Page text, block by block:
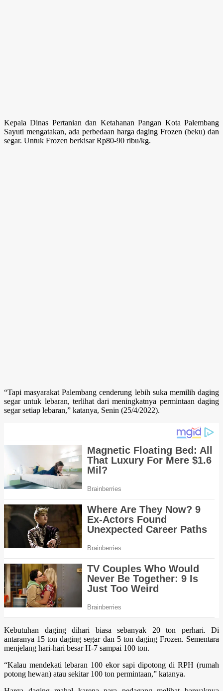
Kepala Dinas Pertanian dan Ketahanan Pangan Kota Palembang
Sayuti mengatakan, ada perbedaan harga daging Frozen (beku) dan
segar. Untuk Frozen berkisar Rp80-90 ribu/kg.
“Tapi masyarakat Palembang cenderung lebih suka memilih daging
segar untuk lebaran, terlihat dari meningkatnya permintaan daging
segar setiap lebaran,” katanya, Senin (25/4/2022).
Kebutuhan daging dihari biasa sebanyak 20 ton perhari. Di
antaranya 15 ton daging segar dan 5 ton daging Frozen. Sementara
menjelang hari-hari besar H-7 sampai 100 ton.
“Kalau mendekati lebaran 100 ekor sapi dipotong di RPH (rumah
potong hewan) atau sekitar 100 ton permintaan,” katanya.